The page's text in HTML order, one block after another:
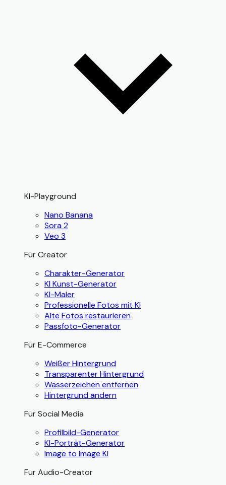
KI-Playground
Nano Banana
Sora 2
Veo 3
Für Creator
Charakter-Generator
KI Kunst-Generator
KI-Maler
Professionelle Fotos mit KI
Alte Fotos restaurieren
Passfoto-Generator
Für E-Commerce
Weißer Hintergrund
Transparenter Hintergrund
Wasserzeichen entfernen
Hintergrund ändern
Für Social Media
Profilbild-Generator
KI-Porträt-Generator
Image to Image KI
Für Audio-Creator